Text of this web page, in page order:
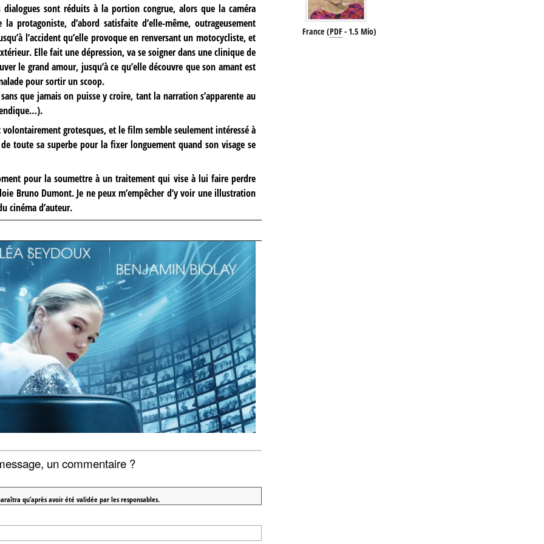
sont réduits à la portion congrue, alors que la caméra
protagoniste, d’abord satisfaite d’elle-même, outrageusement
l’accident qu’elle provoque en renversant un motocycliste, et
Elle fait une dépression, va se soigner dans une clinique de
le grand amour, jusqu’à ce qu’elle découvre que son amant est
pour sortir un scoop.
que jamais on puisse y croire, tant la narration s’apparente au
volontairement grotesques, et le film semble seulement intéressé à
toute sa superbe pour la fixer longuement quand son visage se
pour la soumettre à un traitement qui vise à lui faire perdre
Bruno Dumont. Je ne peux m’empêcher d’y voir une illustration
cinéma d’auteur.
un commentaire ?
qu’après avoir été validée par les responsables.
France (PDF-1.5 Mio)